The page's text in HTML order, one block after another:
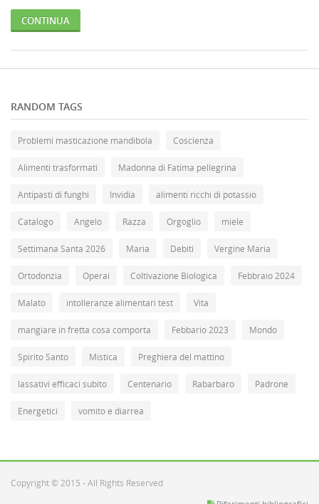
CONTINUA
RANDOM TAGS
Problemi masticazione mandibola Coscienza
Alimenti trasformati Madonna di Fatima pellegrina
Antipasti di funghi Invidia alimenti ricchi di potassio
Catalogo Angelo Razza Orgoglio miele
Settimana Santa 2026 Maria Debiti Vergine Maria
Ortodonzia Operai Coltivazione Biologica Febbraio 2024
Malato intolleranze alimentari test Vita
mangiare in fretta cosa comporta Febbario 2023 Mondo
Spirito Santo Mistica Preghiera del mattino
lassativi efficaci subito Centenario Rabarbaro Padrone
Energetici vomito e diarrea
Copyright © 2015 - All Rights Reserved